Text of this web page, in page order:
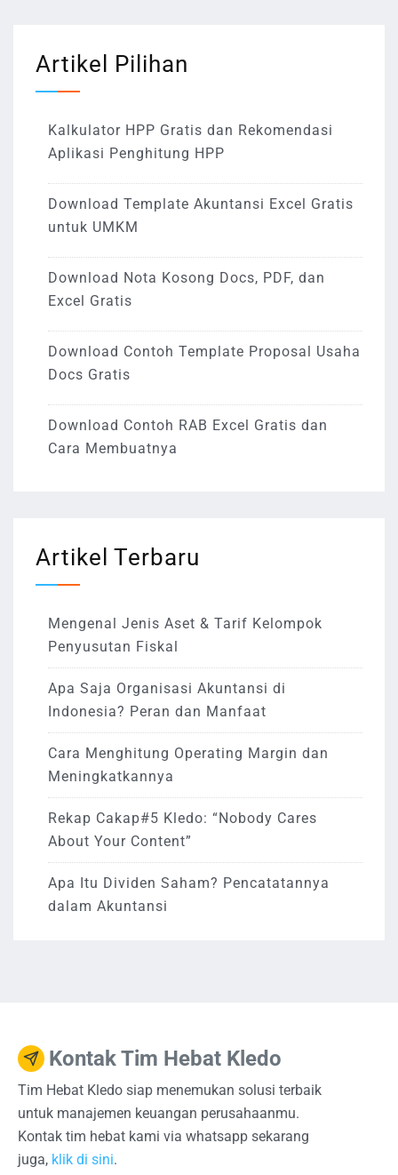
Artikel Pilihan
Kalkulator HPP Gratis dan Rekomendasi
Aplikasi Penghitung HPP
Download Template Akuntansi Excel Gratis
untuk UMKM
Download Nota Kosong Docs, PDF, dan
Excel Gratis
Download Contoh Template Proposal Usaha
Docs Gratis
Download Contoh RAB Excel Gratis dan
Cara Membuatnya
Artikel Terbaru
Mengenal Jenis Aset & Tarif Kelompok
Penyusutan Fiskal
Apa Saja Organisasi Akuntansi di
Indonesia? Peran dan Manfaat
Cara Menghitung Operating Margin dan
Meningkatkannya
Rekap Cakap#5 Kledo: “Nobody Cares
About Your Content”
Apa Itu Dividen Saham? Pencatatannya
dalam Akuntansi
Kontak Tim Hebat Kledo
Tim Hebat Kledo siap menemukan solusi terbaik
untuk manajemen keuangan perusahaanmu.
Kontak tim hebat kami via whatsapp sekarang
juga, klik di sini.